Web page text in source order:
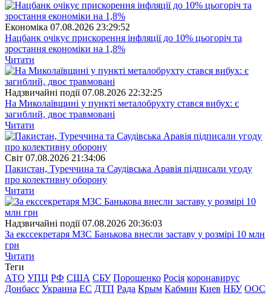
Економіка 07.08.2026 23:29:52
Нацбанк очікує прискорення інфляції до 10% цьогоріч та
зростання економіки на 1,8%
Читати
Надзвичайні події 07.08.2026 22:32:25
На Миколаївщині у пункті металобрухту стався вибух: є
загиблий, двоє травмовані
Читати
Свiт 07.08.2026 21:34:06
Пакистан, Туреччина та Саудівська Аравія підписали угоду
про колективну оборону
Читати
Надзвичайні події 07.08.2026 20:36:03
За екссекретаря МЗС Банькова внесли заставу у розмірі 10 млн
грн
Читати
Теги
АТО УПЦ РФ США СБУ Порошенко Росія коронавирус
Донбасс Украина ЕС ДТП Рада Крым Кабмин Киев НБУ ООС